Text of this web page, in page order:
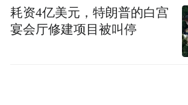
耗资4亿美元，特朗普的白宫
宴会厅修建项目被叫停